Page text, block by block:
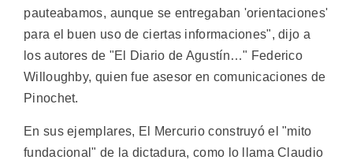
pauteabamos, aunque se entregaban 'orientaciones'
para el buen uso de ciertas informaciones", dijo a
los autores de "El Diario de Agustín…" Federico
Willoughby, quien fue asesor en comunicaciones de
Pinochet.
En sus ejemplares, El Mercurio construyó el "mito
fundacional" de la dictadura, como lo llama Claudio